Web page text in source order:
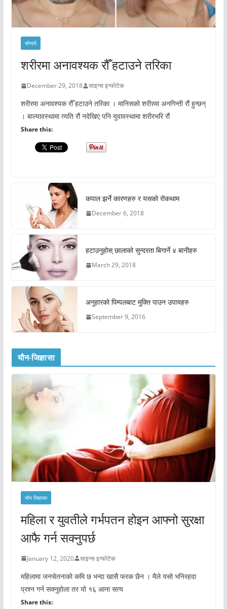
सौन्दर्य
शरीरमा अनावश्यक रौँ हटाउने तरिका
December 29, 2018 साइन्स इन्फोटेक
शरीरमा अनावश्यक रौँ हटाउने तरिका । मानिसको शरीरमा अनगिन्ती रौं हुन्छन्
। बाल्यावस्थामा त्यति रौं नदेखिए पनि युवावस्थामा शरीरभरि रौं
Share this:
कपाल झर्ने कारणहरु र यसको रोकथाम
December 6, 2018
हटाउनुहोस् छालाको सुन्दरता बिगार्ने ४ बानीहरु
March 29, 2018
अनुहारको पिम्पलबाट मुक्ति पाउन उपायहरु
September 9, 2016
यौन-जिज्ञासा
यौन जिज्ञासा
महिला र युवतीले गर्भपतन होइन आफ्नो सुरक्षा
आफै गर्न सक्नुपर्छ
January 12, 2020 साइन्स इन्फोटेक
महिलामा जनचेतनाको कमि छ भन्दा खासै फरक छैन । मैले यसो भनिरहदा
प्रश्न गर्न सक्नुहोला तर यो १६ आना सत्य
Share this: